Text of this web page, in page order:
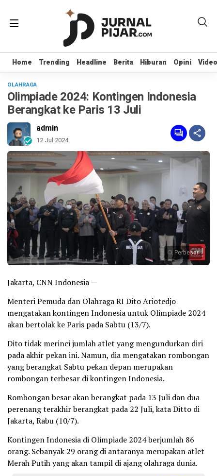
Home Trending Headline Berita Hiburan Opini Video
Home Trending Headline Berita Hiburan Opini Video
OLAHRAGA
Olimpiade 2024: Kontingen Indonesia
Berangkat ke Paris 13 Juli
admin
12 Jul 2024
Perbesar
Jakarta, CNN Indonesia —
Menteri Pemuda dan Olahraga RI Dito Ariotedjo
mengatakan kontingen Indonesia untuk Olimpiade 2024
akan bertolak ke Paris pada Sabtu (13/7).
Dito tidak merinci jumlah atlet yang mengundurkan diri
pada akhir pekan ini. Namun, dia mengatakan rombongan
yang berangkat Sabtu pekan depan merupakan
rombongan terbesar di kontingen Indonesia.
Rombongan besar akan berangkat pada 13 Juli dan dua
perenang terakhir berangkat pada 22 Juli, kata Ditto di
Jakarta, Rabu (10/7).
Kontingen Indonesia di Olimpiade 2024 berjumlah 86
orang. Sebanyak 29 orang di antaranya merupakan atlet
Merah Putih yang akan tampil di ajang olahraga dunia.